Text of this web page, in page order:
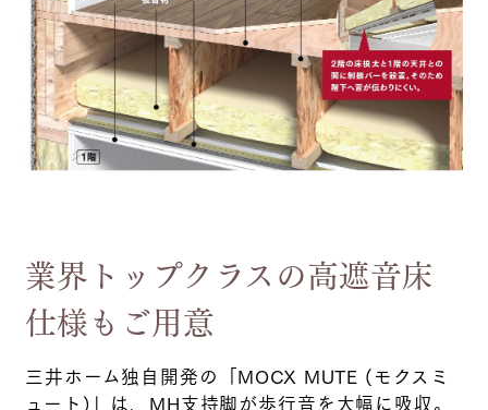
業界トップクラスの高遮音床
仕様もご用意
三井ホーム独自開発の「MOCX MUTE (モクスミ
ュート)」は、MH支持脚が歩行音を大幅に吸収。